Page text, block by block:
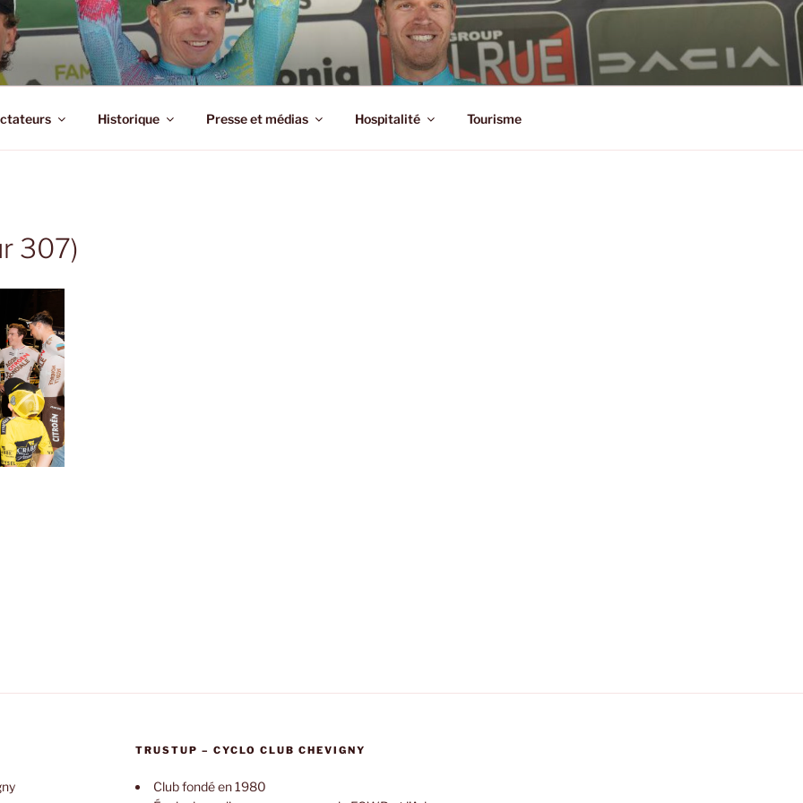
ARDENNE CLASSIC
Historique Presse et médias Hospitalité Tourisme
307)
TRUSTUP – CYCLO CLUB CHEVIGNY
Club fondé en 1980